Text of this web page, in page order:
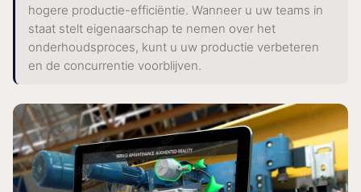
hogere productie-efficiëntie. Wanneer u uw teams in
staat stelt eigenaarschap te nemen over het
onderhoudsproces, kunt u uw productie verbeteren
en de concurrentie voorblijven.